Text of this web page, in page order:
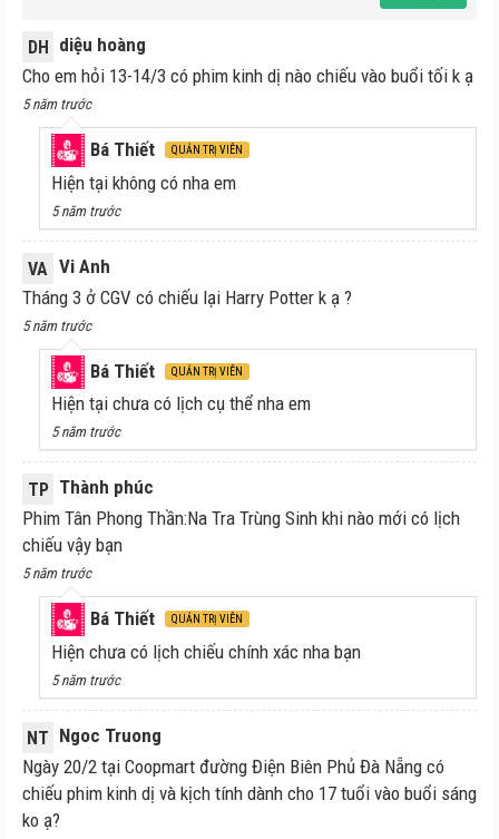
DH diệu hoàng
Cho em hỏi 13-14/3 có phim kinh dị nào chiếu vào buổi tối k ạ
5 năm trước
Bá Thiết QUẢN TRỊ VIÊN
Hiện tại không có nha em
5 năm trước
VA Vi Anh
Tháng 3 ở CGV có chiếu lại Harry Potter k ạ ?
5 năm trước
Bá Thiết QUẢN TRỊ VIÊN
Hiện tại chưa có lịch cụ thể nha em
5 năm trước
TP Thành phúc
Phim Tân Phong Thần:Na Tra Trùng Sinh khi nào mới có lịch
chiếu vậy bạn
5 năm trước
Bá Thiết QUẢN TRỊ VIÊN
Hiện chưa có lịch chiếu chính xác nha bạn
5 năm trước
NT Ngoc Truong
Ngày 20/2 tại Coopmart đường Điện Biên Phủ Đà Nẵng có
chiếu phim kinh dị và kịch tính dành cho 17 tuổi vào buổi sáng
ko ạ?